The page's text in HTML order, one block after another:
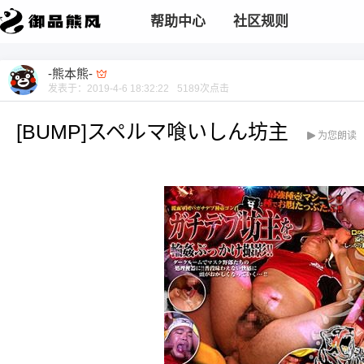
帮助中心 社区规则
-熊本熊-
发表于： 2019-4-6 18:32:22 5189次点击
[BUMP]スペルマ喰いしん坊主 为您朗读